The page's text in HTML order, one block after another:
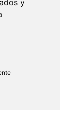
y